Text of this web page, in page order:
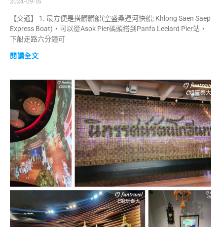
【交通】 1. 最方便是搭髒髒船(空盛桑運河快船; Khlong Saen Saep
Express Boat)，可以從Asok Pier碼頭搭到Panfa Leelard Pier站，
下船走路六分鐘可
閱讀全文